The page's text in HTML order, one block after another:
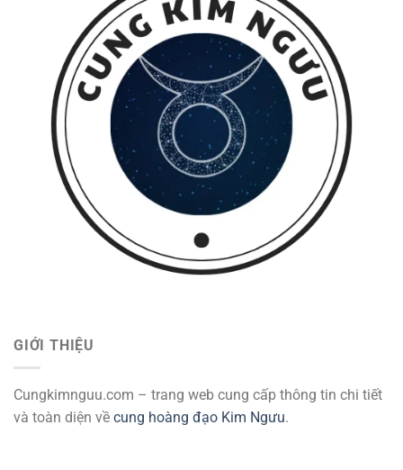
GIỚI THIỆU
Cungkimnguu.com – trang web cung cấp thông tin chi tiết
và toàn diện về cung hoàng đạo Kim Ngưu.